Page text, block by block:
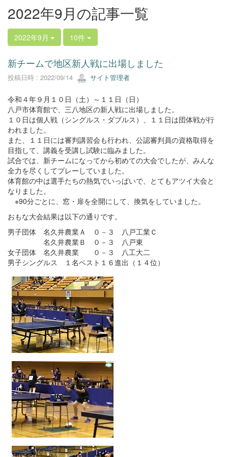
2022年9月の記事一覧
2022年9月 10件
新チームで地区新人戦に出場しました
投稿日時 : 2022/09/14 サイト管理者
令和４年９月１０日（土）～１１日（日）
八戸市体育館で、三八地区の新人戦に出場しました。
１０日は個人戦（シングルス・ダブルス）、１１日は団体戦が行
われました。
また、１１日には審判講習会も行われ、公認審判員の資格取得を
目指して、講義を受講し試験に臨みました。
試合では、新チームになってから初めての大会でしたが、みんな
全力を尽くしてプレーしていました。
体育館の中は選手たちの熱気でいっぱいで、とてもアツイ大会と
なりました。
※90分ごとに、窓・扉を全開にして、換気をしていました。
おもな大会結果は以下の通りです。
男子団体 名久井農業Ａ ０－３ 八戸工業Ｃ
名久井農業Ｂ ０－３ 八戸東
女子団体 名久井農業 ０－３ 八工大二
男子シングルス １名ベスト１６進出（１４位）